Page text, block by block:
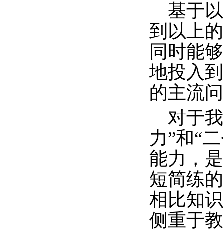
基于
到以上
同时能
地投入
的主流
对于
力”和“
能力，
短简练
相比知
侧重于